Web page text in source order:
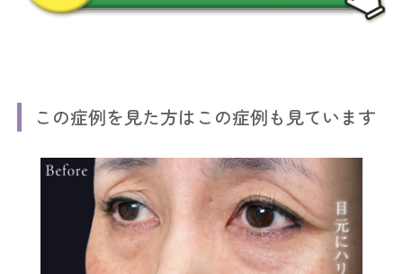
この症例を見た方はこの症例も見ています